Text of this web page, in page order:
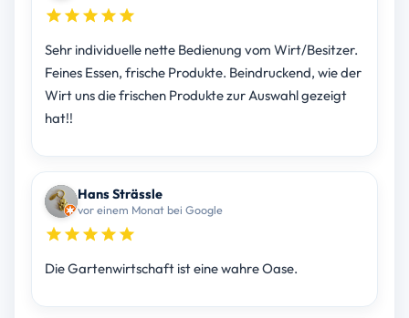
Sehr individuelle nette Bedienung vom Wirt/Besitzer.
Feines Essen, frische Produkte. Beindruckend, wie der
Wirt uns die frischen Produkte zur Auswahl gezeigt
hat!!
Hans Strässle
vor einem Monat bei Google
Die Gartenwirtschaft ist eine wahre Oase.